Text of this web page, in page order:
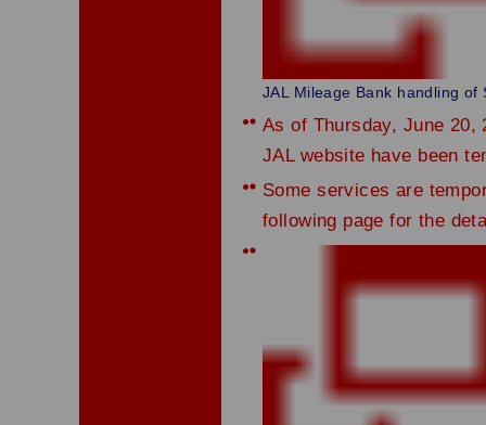
JAL Mileage Bank handling of
As of Thursday, June 20,
JAL website have been
Some services are
following page for the